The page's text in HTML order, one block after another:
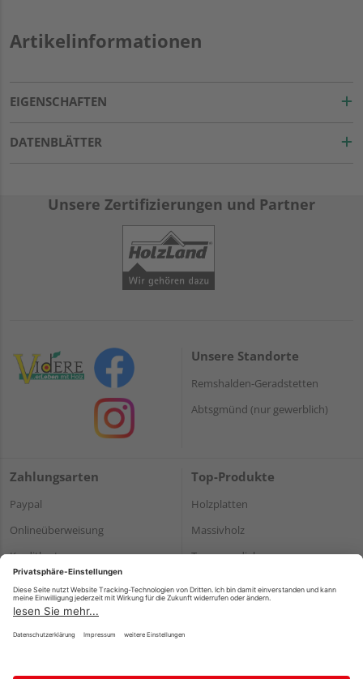
Artikelinformationen
EIGENSCHAFTEN
DATENBLÄTTER
Unsere Zertifizierungen und Partner
Unsere Standorte
Remshalden-Geradstetten
Abtsgmünd (nur gewerblich)
Zahlungsarten
Paypal
Onlineüberweisung
Kreditkarte
*Bonität vorausgesetzt
Top-Produkte
Holzplatten
Massivholz
Terrassendielen
Impressum Datenschutz AGB Barrierefreiheitserklärung